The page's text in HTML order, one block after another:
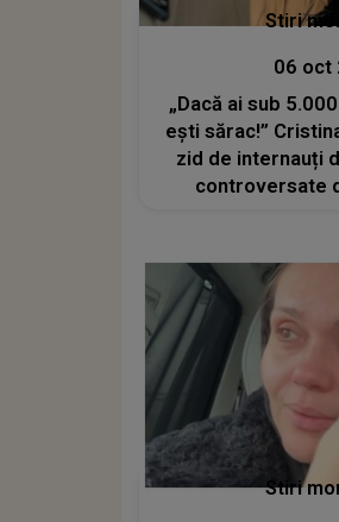
Stiri
06 oct
„Dacă ai sub
ești sărac!”
zid de internauți
controversate
Stiri